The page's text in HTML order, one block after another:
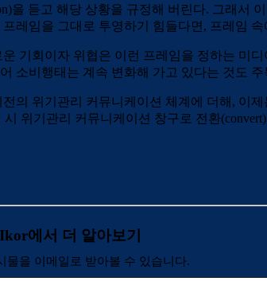
을 듣고 해당 상황을 규정해 버린다. 그래
레임을 그대로 투영하기 힘들다면, 프레임
기회이자 위협은 이런 프레임을 정하는 미
소비행태는 계속 변화해 가고 있다는 것도 주
의 위기관리 커뮤니케이션 체계에 더해, 이
시 위기관리 커뮤니케이션 창구로 전환
에서 더 알아보기
물을 이메일로 받아볼 수 있습니다.